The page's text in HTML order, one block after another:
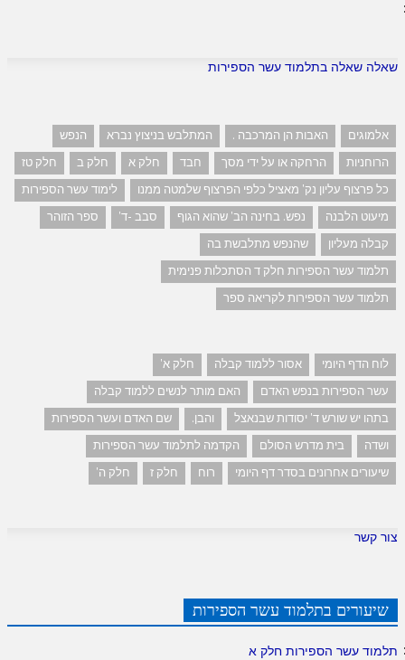
שאלה שאלה בתלמוד עשר הספירות
אלמוגים האבות הן המרכבה . המתלבש בניצוץ נברא
הנפש
הרוחניות
הרחקה או על ידי מסך חבד חלק א חלק ב
חלק טז
כל פרצוף עליון נק' מאציל כלפי הפרצוף שלמטה ממנו
לימוד עשר הספירות
מיעוט הלבנה
נפש. בחינה הב' שהוא הגוף סבב -ד'
ספר הזוהר
קבלה מעליון
שהנפש מתלבשת בה
תלמוד עשר הספירות חלק ד הסתכלות פנימית
תלמוד עשר הספירות לקריאה ספר
לוח הדף היומי אסור ללמוד קבלה
חלק א'
עשר הספירות בנפש האדם
האם מותר לנשים ללמוד קבלה
בתהו יש שורש ד' יסודות שבנאצל
והבן.
שם האדם ועשר הספירות
ושדה
בית מדרש הסולם
הקדמה לתלמוד עשר הספירות
שיעורים אחרונים בסדר דף היומי
רוח חלק ז חלק ה'
צור קשר
שיעורים בתלמוד עשר הספירות
תלמוד עשר הספירות חלק א